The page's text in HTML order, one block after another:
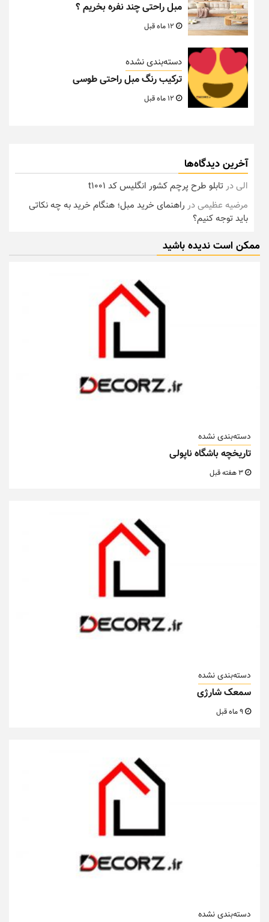
مبل راحتی چند نفره بخریم ؟
دسته‌بندی نشده
ترکیب رنگ مبل راحتی طوسی
آخرین دیدگاه‌ها
الیدرتابلو طرح پرچم کشور انگلیس کد t1001
مرضیه عظیمیدر راهنمای خرید مبل؛ هنگام خرید به چه نکاتی
باید توجه کنیم؟
ممکن است ندیده باشید
دسته‌بندی نشده
تاریخچه باشگاه ناپولی
دسته‌بندی نشده
سمعک شارژی
دسته‌بندی نشده